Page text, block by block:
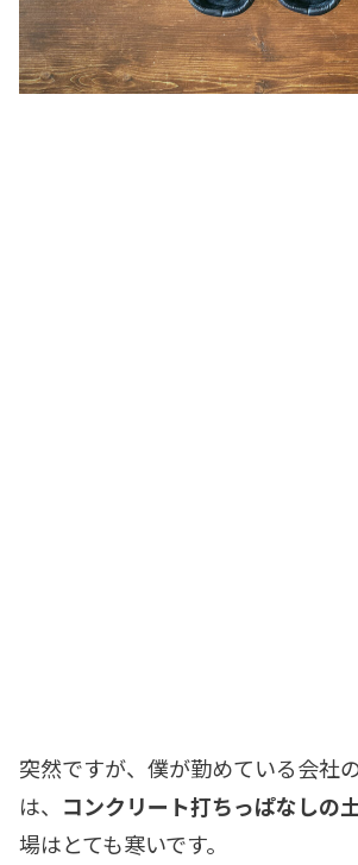
突然ですが、僕が勤めている会社
は、 コンクリート打ちっぱなしの
場はとても寒いです。